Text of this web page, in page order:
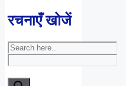
रचनाएँ खोजें